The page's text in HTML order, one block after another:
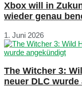
Xbox will in
wieder genau
1. Juni 2026
The Witcher 3:
neuer DLC